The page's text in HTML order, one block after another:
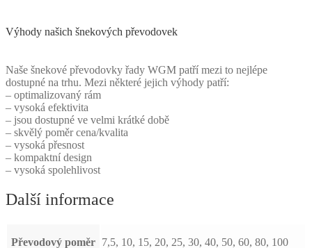
Výhody našich šnekových převodovek
Naše šnekové převodovky řady WGM patří mezi to nejlépe
dostupné na trhu. Mezi některé jejich výhody patří:
– optimalizovaný rám
– vysoká efektivita
– jsou dostupné ve velmi krátké době
– skvělý poměr cena/kvalita
– vysoká přesnost
– kompaktní design
– vysoká spolehlivost
Další informace
Převodový poměr 7,5, 10, 15, 20, 25, 30, 40, 50, 60, 80, 100